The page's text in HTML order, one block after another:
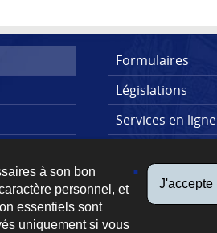
à son bon
personnel, et
essentiels sont
uniquement si vous
J'accepte
Formulaires
Législations
Services en ligne